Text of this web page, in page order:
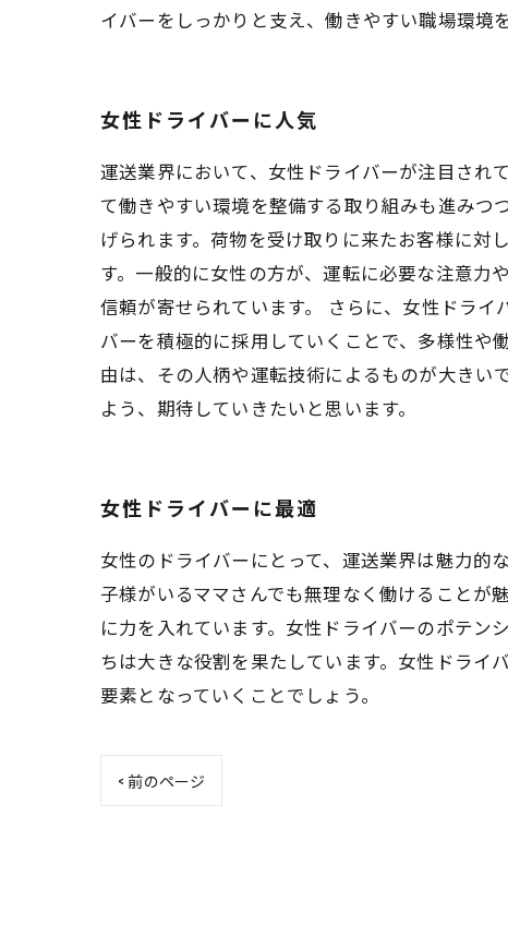
イバーをしっかりと支え、働きやすい職場環境
女性ドライバーに人気
運送業界において、女性ドライバーが注目され
て働きやすい環境を整備する取り組みも進みつ
げられます。荷物を受け取りに来たお客様に対
す。一般的に女性の方が、運転に必要な注意力
信頼が寄せられています。 さらに、女性ドラ
バーを積極的に採用していくことで、多様性や
由は、その人柄や運転技術によるものが大きい
よう、期待していきたいと思います。
女性ドライバーに最適
女性のドライバーにとって、運送業界は魅力的
子様がいるママさんでも無理なく働けることが
に力を入れています。女性ドライバーのポテン
ちは大きな役割を果たしています。女性ドラ
要素となっていくことでしょう。
< 前のページ